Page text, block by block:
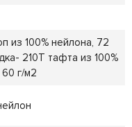
из 100% нейлона, 72
210T тафта из 100%
г/м2